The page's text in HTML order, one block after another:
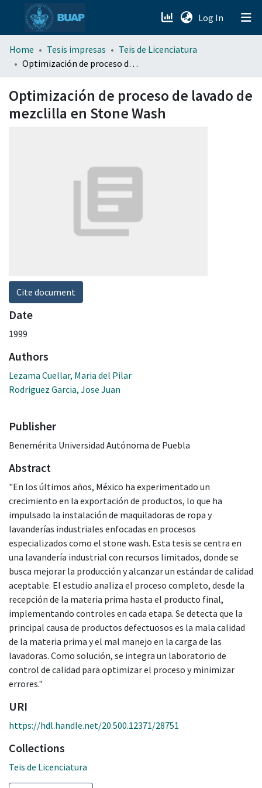
Log In (current)
menu.section.about_menu
Home Tesis impresas
Teis de Licenciatura
Optimización de proceso de lavado de mezclilla en Stone Wash
Optimización de proceso de lavado de
mezclilla en Stone Wash
Cite document
Date
1999
Authors
Lezama Cuellar, Maria del Pilar
Rodriguez Garcia, Jose Juan
Publisher
Benemérita Universidad Autónoma de Puebla
Abstract
"En los últimos años, México ha experimentado un
crecimiento en la exportación de productos, lo que ha
impulsado la instalación de maquiladoras de ropa y
lavanderías industriales enfocadas en procesos
especializados como el stone wash. Esta tesis se centra en
una lavandería industrial con recursos limitados, donde se
busca mejorar la producción y alcanzar un estándar de calidad
aceptable. El estudio analiza el proceso completo, desde la
recepción de la materia prima hasta el producto final,
implementando controles en cada etapa. Se detecta que la
principal causa de productos defectuosos es la mala calidad
de la materia prima y el mal manejo en la carga de las
lavadoras. Como solución, se integra un laboratorio de
control de calidad para optimizar el proceso y minimizar
errores."
URI
https://hdl.handle.net/20.500.12371/28751
Collections
Teis de Licenciatura